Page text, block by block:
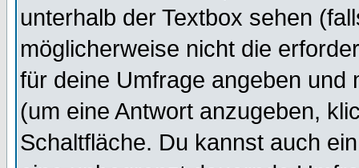
unterhalb der Textbox sehen
möglicherweise nicht die
für deine Umfrage angeben und
(um eine Antwort anzugeben,
Schaltfläche. Du kannst auch